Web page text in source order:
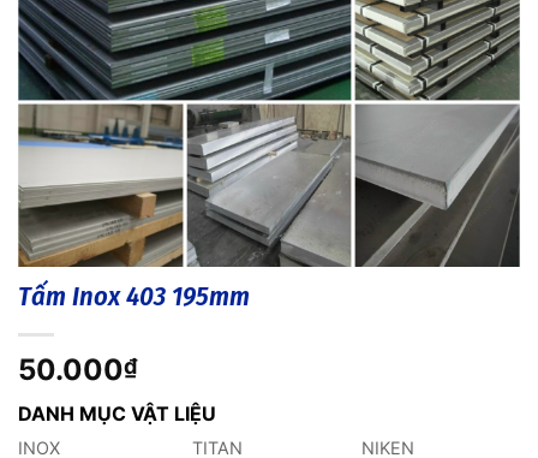
Tấm Inox 403 195mm
50.000₫
DANH MỤC VẬT LIỆU
INOX TITAN
NIKEN